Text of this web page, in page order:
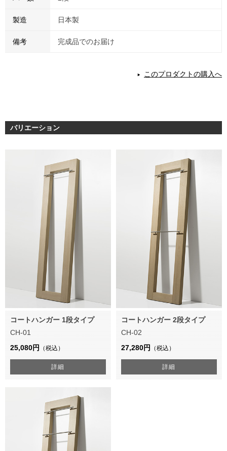
製造 日本製
備考 完成品でのお届け
このプロダクトの購入へ
バリエーション
コートハンガー 1段タイプ
CH-01
25,080円
（税込）
詳細
コートハンガー 2段タイプ
CH-02
27,280円
（税込）
詳細